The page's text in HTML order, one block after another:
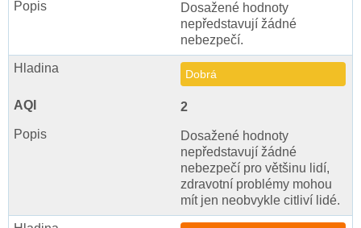
Dosažené hodnoty
nepředstavují žádné
nebezpečí.
Dobrá
2
Dosažené hodnoty
nepředstavují žádné
nebezpečí pro většinu lidí,
zdravotní problémy mohou
mít jen neobvykle citliví lidé.